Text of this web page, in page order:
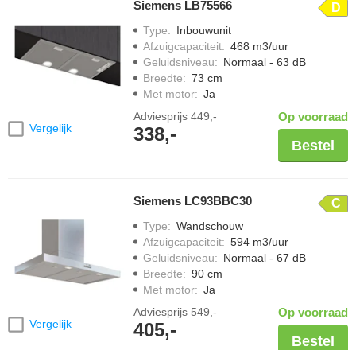
Vergelijk
Siemens LB75566 D
Type: Inbouwunit
Afzuigcapaciteit: 468 m3/uur
Geluidsniveau: Normaal - 63 dB
Breedte: 73 cm
Met motor: Ja
Adviesprijs 449,-
338,-
Op voorraad
Bestel
Vergelijk
Siemens LC93BBC30 C
Type: Wandschouw
Afzuigcapaciteit: 594 m3/uur
Geluidsniveau: Normaal - 67 dB
Breedte: 90 cm
Met motor: Ja
Adviesprijs 549,-
405,-
Op voorraad
Bestel